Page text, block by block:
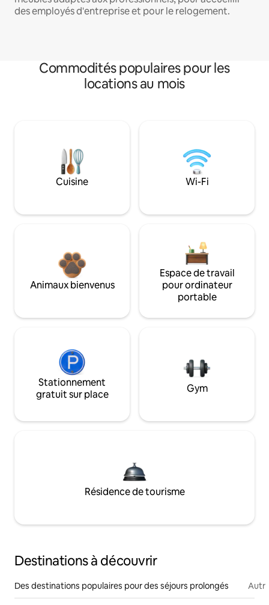
des employés d'entreprise et pour le relogement.
Commodités populaires pour les
locations au mois
Cuisine Wi-Fi
Animaux bienvenus
Espace de travail
pour ordinateur
portable
Stationnement
gratuit sur place
Gym
Résidence de tourisme
Destinations à découvrir
Des destinations populaires pour des séjours prolongés